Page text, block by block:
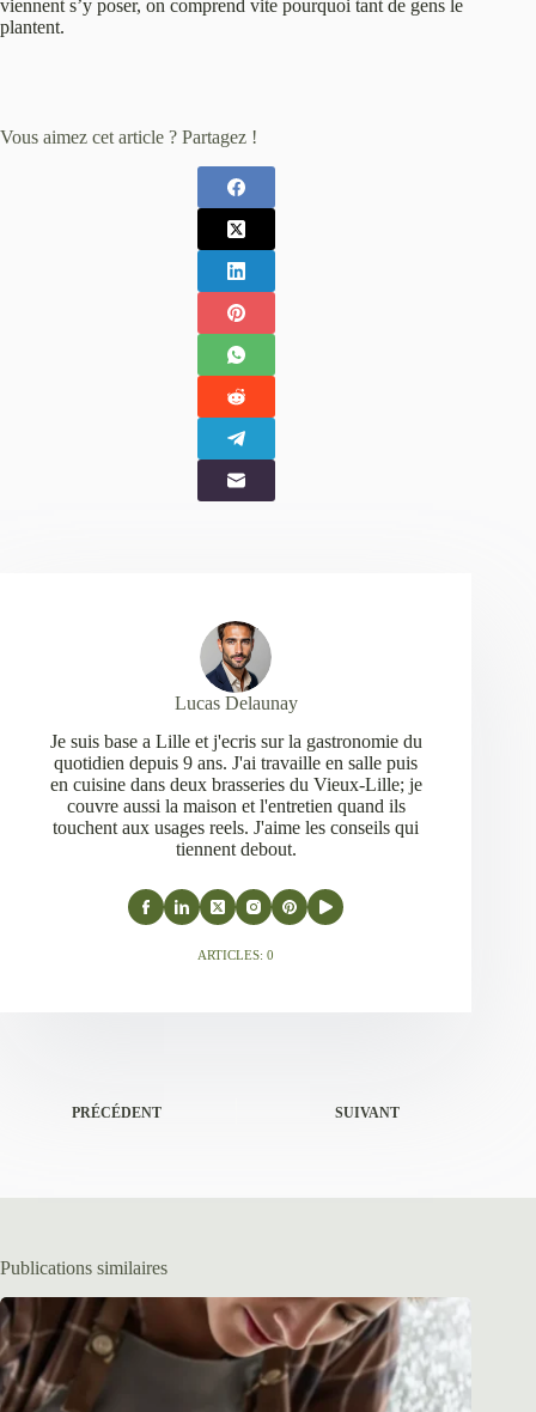
viennent s’y poser, on comprend vite pourquoi tant de gens le
plantent.
Vous aimez cet article ? Partagez !
Lucas Delaunay
Je suis base a Lille et j'ecris sur la gastronomie du
quotidien depuis 9 ans. J'ai travaille en salle puis
en cuisine dans deux brasseries du Vieux-Lille; je
couvre aussi la maison et l'entretien quand ils
touchent aux usages reels. J'aime les conseils qui
tiennent debout.
ARTICLES: 0
PRÉCÉDENT SUIVANT
Publications similaires